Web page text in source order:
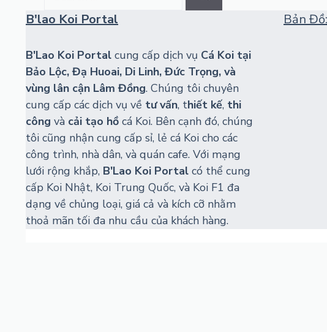
B'lao Koi Portal
B'Lao Koi Portal cung cấp dịch vụ Cá Koi tại
Bảo Lộc, Đạ Huoai, Di Linh, Đức Trọng, và
vùng lân cận Lâm Đồng. Chúng tôi chuyên
cung cấp các dịch vụ về tư vấn, thiết kế, thi
công và cải tạo hồ cá Koi. Bên cạnh đó, chúng
tôi cũng nhận cung cấp sỉ, lẻ cá Koi cho các
công trình, nhà dân, và quán cafe. Với mạng
lưới rộng khắp, B'Lao Koi Portal có thể cung
cấp Koi Nhật, Koi Trung Quốc, và Koi F1 đa
dạng về chủng loại, giá cả và kích cỡ nhằm
thoả mãn tối đa nhu cầu của khách hàng.
Bản Đồ: